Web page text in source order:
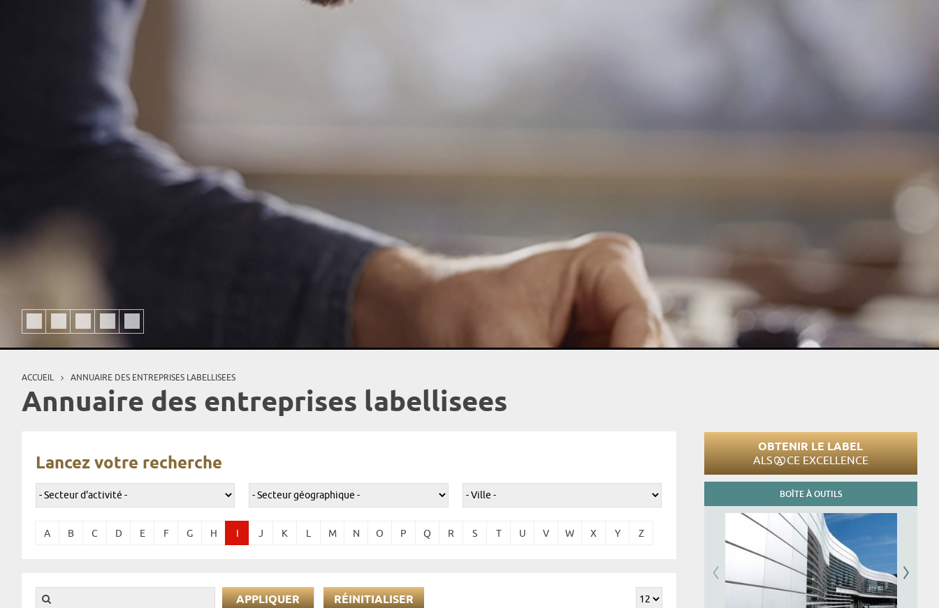
Vous êtes ici
ACCUEIL ANNUAIRE DES ENTREPRISES LABELLISEES
Annuaire des entreprises labellisees
Lancez votre recherche
A B C D E F G H I J K L M N O P Q R S T U V W X Y Z
RÉINITIALISER
OBTENIR LE LABEL
ALS CE EXCELLENCE
BOÎTE À OUTILS